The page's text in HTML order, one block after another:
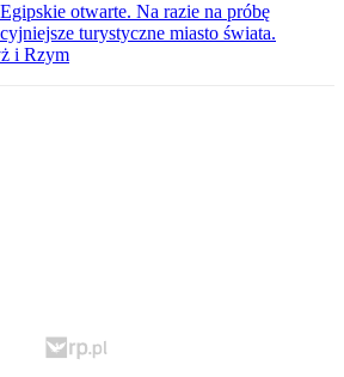
otwarte. Na razie na próbę
turystyczne miasto świata.
i Rzym